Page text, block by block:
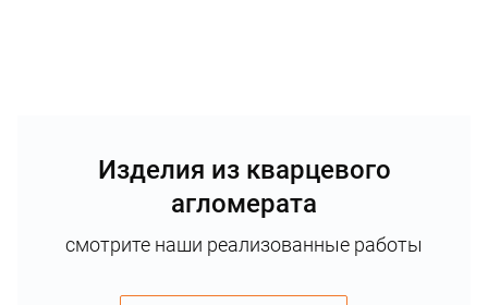
Изделия из кварцевого
агломерата
смотрите наши реализованные работы